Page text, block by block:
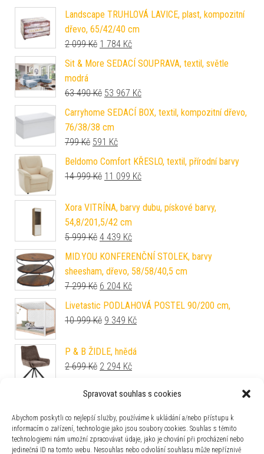
Spravovat souhlas s cookies
Abychom poskytli co nejlepší služby, používáme k ukládání a/nebo přístupu k
informacím o zařízení, technologie jako jsou soubory cookies. Souhlas s těmito
technologiemi nám umožní zpracovávat údaje, jako je chování při procházení nebo
jedinečná ID na tomto webu. Nesouhlas nebo odvolání souhlasu může nepříznivě
Landscape TRUHLOVÁ LAVICE, plast, kompozitní
dřevo, 65/42/40 cm
2 099Kč Původní cena byla: 2 099 Kč.
1 784 KčAktuální cena je: 1 784 Kč.
Sit & More SEDACÍ SOUPRAVA, textil, světle
modrá
63 490Kč Původní cena byla: 63 490 Kč.
53 967 KčAktuální cena je: 53 967 Kč.
Carryhome SEDACÍ BOX, textil, kompozitní dřevo,
76/38/38 cm
799Kč Původní cena byla: 799 Kč.
591 KčAktuální cena je: 591 Kč.
Beldomo Comfort KŘESLO, textil, přírodní barvy
14 999Kč Původní cena byla: 14 999 Kč.
11 099 KčAktuální cena je: 11 099 Kč.
Xora VITRÍNA, barvy dubu, pískové barvy,
54,8/201,5/42 cm
5 999Kč Původní cena byla: 5 999 Kč.
4 439 KčAktuální cena je: 4 439 Kč.
MID.YOU KONFERENČNÍ STOLEK, barvy
sheesham, dřevo, 58/58/40,5 cm
7 299Kč Původní cena byla: 7 299 Kč.
6 204 KčAktuální cena je: 6 204 Kč.
Livetastic PODLAHOVÁ POSTEL 90/200 cm,
10 999Kč Původní cena byla: 10 999 Kč.
9 349 KčAktuální cena je: 9 349 Kč.
P & B ŽIDLE, hnědá
2 699Kč Původní cena byla: 2 699 Kč.
2 294 KčAktuální cena je: 2 294 Kč.
Niels Andersson TABURET, textil, karton,
kompozitní dřevo, 67/42/46 cm
1 799Kč
Sit & More SEDACÍ SOUPRAVA, textil, tmavě šedá